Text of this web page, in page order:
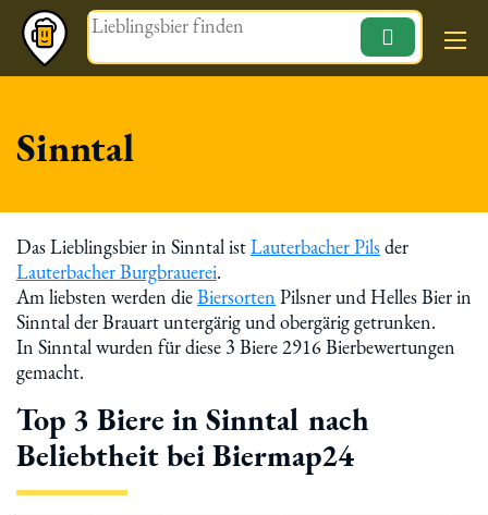
Magazin
Sinntal
Das Lieblingsbier in Sinntal istLauterbacher Pilsder
Lauterbacher Burgbrauerei.
Am liebsten werden dieBiersorten Pilsner und Helles Bier in
Sinntal der Brauart untergärig und obergärig getrunken.
In Sinntal wurden für diese 3 Biere 2916 Bierbewertungen
gemacht.
Top 3 Biere in Sinntal nach
Beliebtheit bei Biermap24